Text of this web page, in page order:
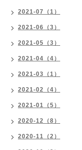
2021-07（1）
2021-06（3）
2021-05（3）
2021-04（4）
2021-03（1）
2021-02（4）
2021-01（5）
2020-12（8）
2020-11（2）